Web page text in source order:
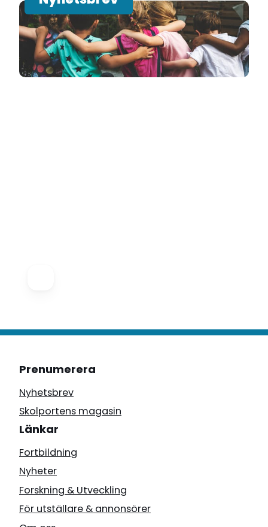
Prenumerera
Nyhetsbrev
Skolportens magasin
Länkar
Fortbildning
Nyheter
Forskning & Utveckling
För utställare & annonsörer